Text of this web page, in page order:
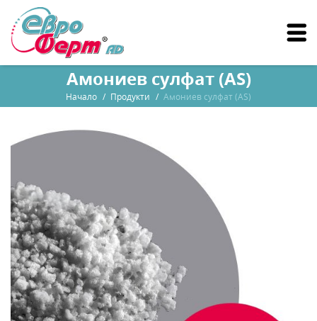
Амониев сулфат (AS)
Начало Продукти Амониев сулфат (AS)